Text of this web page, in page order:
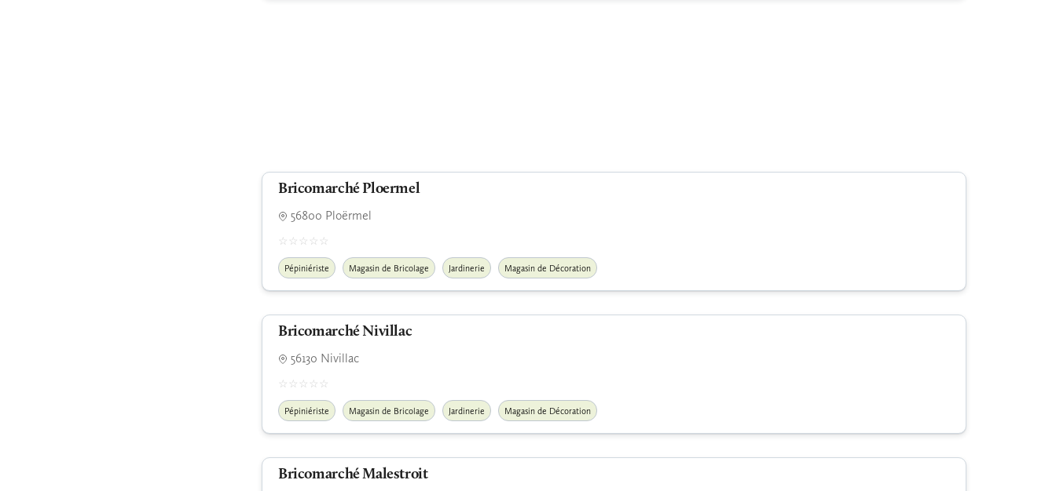
Bricomarché Ploermel
56800 Ploërmel
Pépiniériste Magasin de Bricolage Jardinerie Magasin de Décoration
Bricomarché Nivillac
56130 Nivillac
Pépiniériste Magasin de Bricolage Jardinerie Magasin de Décoration
Bricomarché Malestroit